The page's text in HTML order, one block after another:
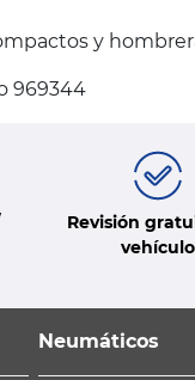
y
969344
Revisión
vehículo
Neumáticos